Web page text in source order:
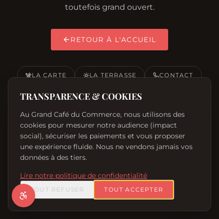
toutefois grand ouvert.
RETOUR À L'ACCUEIL
LA CARTE LA TERRASSE CONTACT
TRANSPARENCE & COOKIES
Au Grand Café du Commerce, nous utilisons des
cookies pour mesurer notre audience (impact
social), sécuriser les paiements et vous proposer
une expérience fluide. Nous ne vendons jamais vos
données à des tiers.
Lire notre politique de confidentialité
TOUT REFUSER TOUT ACCEPTER
ACCESSIBILITÉ Réinitialiser
CONTRASTE ÉLEVÉ
POLICE OPENDYSLEXIC